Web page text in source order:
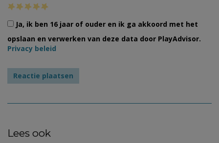
Ja, ik ben 16 jaar of ouder en ik ga akkoord met het
opslaan en verwerken van deze data door PlayAdvisor.
Privacy beleid
Lees ook